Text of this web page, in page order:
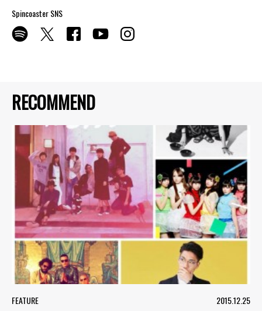
RECOMMEND
FEATURE
2015.12.25
Spincoaster SNS